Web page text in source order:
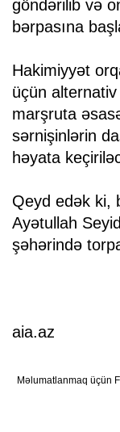
göndərilib və
bərpasına
Hakimiyyət
üçün alternativ
marşruta
sərnişinlərin
həyata
Qeyd edək ki,
Ayətullah
şəhərində
aia.az
Məlumatlanmaq üçün